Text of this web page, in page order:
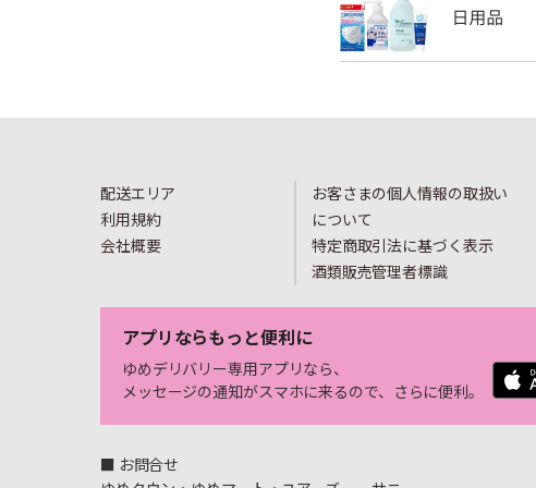
配送エリア
利用規約
会社概要
お客さまの個人情報の取扱い
について
特定商取引法に基づく表示
酒類販売管理者標識
アプリならもっと便利に
ゆめデリバリー専用アプリなら、
メッセージの通知がスマホに来るので、さらに便利。
■ お問合せ